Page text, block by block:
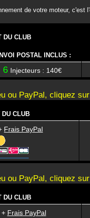
de votre moteur,
DU CLUB
POSTAL INCLUS :
6 Injecteurs : 140€
ou PayPal, cliquez
DU CLUB
Frais PayPal
ou PayPal, cliquez
DU CLUB
+ Frais PayPal